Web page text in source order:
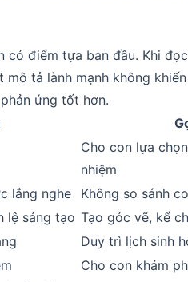
điểm tựa ban đầu. Khi
tả lành mạnh không
ứng tốt hơn.
Cho con lựa
nhiệm
lắng nghe
Không so sánh
lệ sáng tạo Tạo góc vẽ, kể
Duy trì lịch sinh
Cho con khám